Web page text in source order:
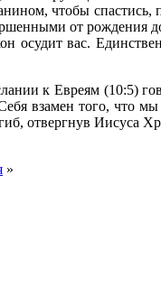
чтобы
от рождения
вас.
к Евреям (10:5)
взамен того, что
отвергнув Иисуса
»